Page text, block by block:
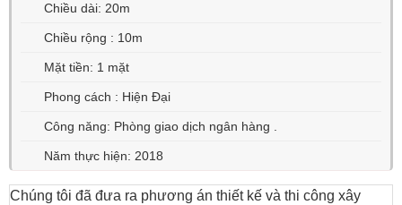
Chiều dài: 20m
Chiều rộng : 10m
Mặt tiền: 1 mặt
Phong cách : Hiện Đại
Công năng: Phòng giao dịch ngân hàng .
Năm thực hiện: 2018
Chúng tôi đã đưa ra phương án thiết kế và thi công xây